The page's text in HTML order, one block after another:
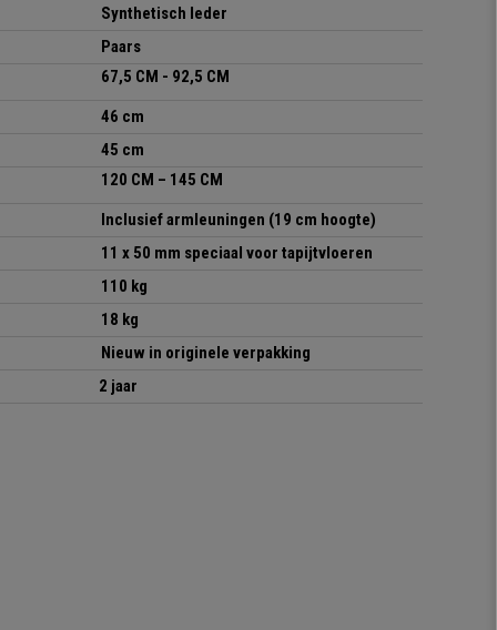
Synthetisch leder
Paars
67,5 CM - 92,5 CM
46 cm
45 cm
120 CM – 145 CM
Inclusief armleuningen (19 cm hoogte)
11 x 50 mm speciaal voor tapijtvloeren
110 kg
18 kg
Nieuw in originele verpakking
2 jaar